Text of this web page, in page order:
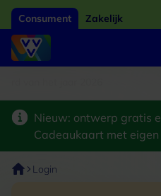
Consument Zakelijk
Nieuw: ontwerp gratis
Cadeaukaart met eigen
Login